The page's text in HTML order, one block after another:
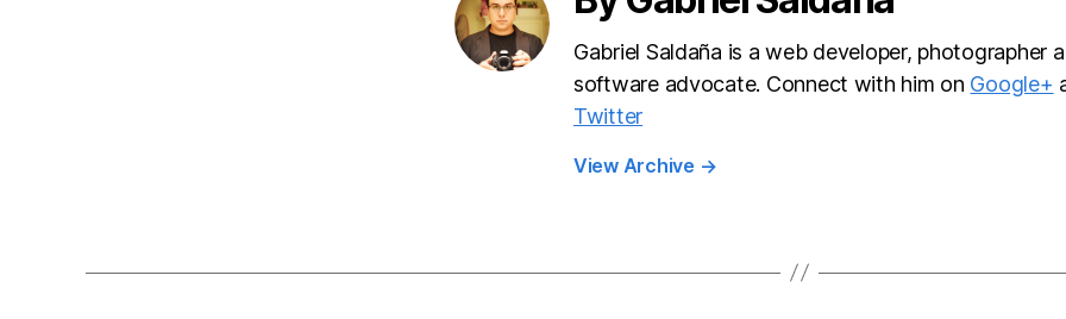
Gabriel Saldaña is a web developer, photographer
software advocate. Connect with him on Google+
Twitter
View Archive →